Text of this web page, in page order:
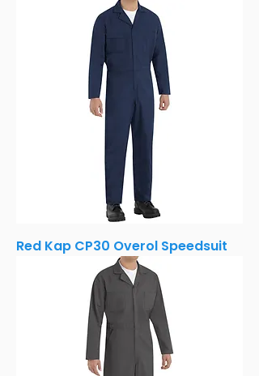
Red Kap CP30 Overol Speedsuit